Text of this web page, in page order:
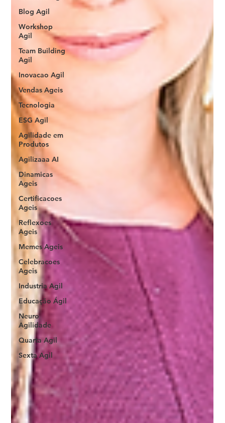
Blog Agil
Workshop
Agil
Team Building
Agil
Inovacao Agil
Vendas Ageis
Tecnologia
ESG Agil
Agilidade em
Produtos
Agilizaaa AI
Dinamicas
Ageis
Certificacoes
Ageis
Reflexoes
Ageis
Memes Ageis
Celebracoes
Ageis
Industria Agil
Educação Ágil
Neuro
Agilidade
Quarta Agil
Sexta Agil